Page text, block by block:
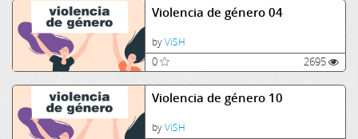
Violencia de género 04
byViSH
0 2695
Violencia de género 10
byViSH